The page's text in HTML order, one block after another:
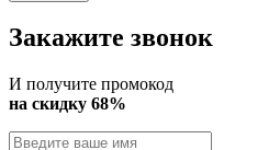
Закажите звонок
И получите промокод
на скидку 68%